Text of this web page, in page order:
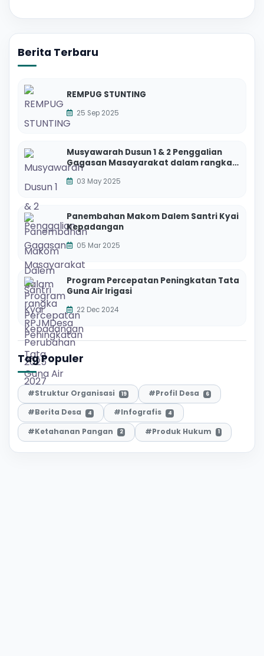
Berita Terbaru
REMPUG STUNTING
25 Sep 2025
Musyawarah Dusun 1 & 2 Penggalian
Gagasan Masayarakat dalam rangka
RPJMDesa Perubahan 2025 - 2027
03 May 2025
Panembahan Makom Dalem Santri Kyai
Kepadangan
05 Mar 2025
Program Percepatan Peningkatan Tata
Guna Air Irigasi
22 Dec 2024
Tag Populer
#Struktur Organisasi 19 #Profil Desa 6
#Berita Desa 4 #Infografis 4
#Ketahanan Pangan 2 #Produk Hukum 1